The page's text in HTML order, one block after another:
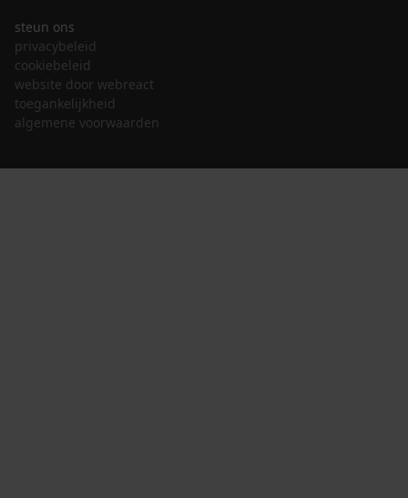
steun ons
privacybeleid
cookiebeleid
website door webreact
toegankelijkheid
algemene voorwaarden